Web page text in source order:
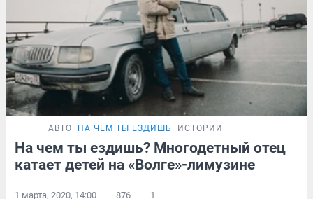
АВТО НА ЧЕМ ТЫ ЕЗДИШЬ ИСТОРИИ
На чем ты ездишь? Многодетный отец
катает детей на «Волге»-лимузине
1 марта, 2020, 14:00 876 1